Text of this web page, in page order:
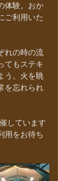
体験。おか
ご利用いた
れの時の流
てもステキ
う。火を眺
を忘れられ
しています
用をお待ち